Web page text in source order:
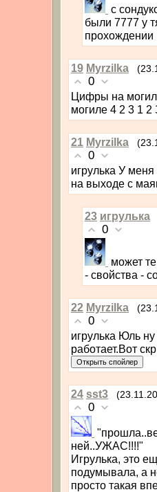
с
были 7777 у
прохождении
19 Myrzilka
0
Цифры на
могиле 4 2 3 1 2
21 Myrzilka
0
игрулька У
на выходе с
23 игрулька
0
может
- свойства -
22 Myrzilka
0
игрулька Юль
работает.Вот
24 sst3
0
ней..УЖАС!!!!"
Игрулька, это
подумывала, а
просто такая